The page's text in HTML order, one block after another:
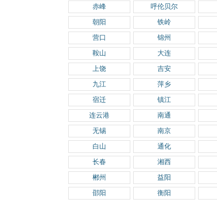
赤峰 呼伦贝尔
朝阳 铁岭
营口 锦州
鞍山 大连
上饶 吉安
九江 萍乡
宿迁 镇江
连云港 南通
无锡 南京
白山 通化
长春 湘西
郴州 益阳
邵阳 衡阳